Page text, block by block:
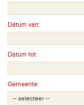
Datum van:
Datum tot:
Gemeente: